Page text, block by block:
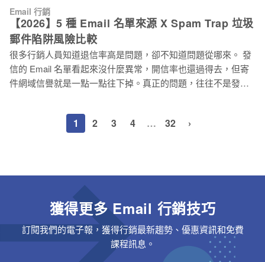
的是：你寄信的對象願意看你的信嗎？ 抱怨率多高？退信率多
高？這些數字直接決定你的信件是進主要收件匣，還是直接進
垃圾信箱，甚至根本送不出去。 買來的名單裡，沒有人認識
你，沒有
質也在慢慢變化，廢棄的 Email 信箱甚至可能已經轉成「垃圾
郵件陷阱 Spam Trap 」，在等著你去踩。 先搞清楚：垃圾郵件
陷阱 Spam Trap 是什麼？為什麼名單愈舊愈危險？ 「垃圾郵件
陷阱 Spam Trap 」是由 ISP 郵件服務提供商（Internet Service
Provider）如 Gmail、Yahoo、Outook 等服務商和反垃圾郵件組
織設置的特殊信箱，目的是找出名單管理不合規的寄件者。 這
會讓你的系統跳出任何錯誤提示。 每次你發信，它「成功收
下」，但完全不互動，不開信、不點擊、也不投訴。它的存
Email 行銷
【2026】5 種 Email 名單來源 X Spam Trap 垃圾
郵件陷阱風險比較
很多行銷人員知道退信率高是問題，卻不知道問題從哪來。 發
信的 Email 名單看起來沒什麼異常，開信率也還過得去，但寄
件網域信譽就是一點一點往下掉。真正的問題，往往不是發信
Spam Trap 垃圾郵件陷阱，只是你不知道。 Spam Trap 垃圾郵
件陷阱不會讓郵件退回，也不會跳出任何提示，就靜靜待在名
要花好幾個月。 名單來源，才是這一切的起點。這篇文章帶你
看五種常見的 Email 名單來源，各自藏著哪些隱患。 先搞清
楚：什麼是 Spam Trap 垃圾郵件陷阱？ 在看各種來源的風險之
前，先說清楚 Spam Trap 垃圾郵件陷阱到底是什麼。 Spam
Trap 垃圾郵件陷阱是由 ISP（網路服務提供商，In
1 2 3 4 … 32 ›
獲得更多 Email 行銷技巧
訂閱我們的電子報，獲得行銷最新趨勢、優惠資訊和免費
課程訊息。